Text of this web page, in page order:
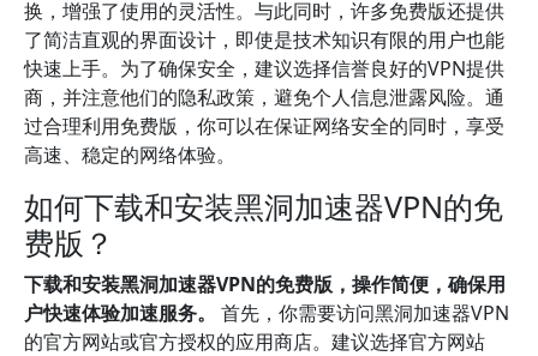
换，增强了使用的灵活性。与此同时，许多免费版还提供
了简洁直观的界面设计，即使是技术知识有限的用户也能
快速上手。为了确保安全，建议选择信誉良好的VPN提供
商，并注意他们的隐私政策，避免个人信息泄露风险。通
过合理利用免费版，你可以在保证网络安全的同时，享受
高速、稳定的网络体验。
如何下载和安装黑洞加速器VPN的免
费版？
下载和安装黑洞加速器VPN的免费版，操作简便，确保用
户快速体验加速服务。
首先，你需要访问黑洞加速器VPN
的官方网站或官方授权的应用商店。建议选择官方网站